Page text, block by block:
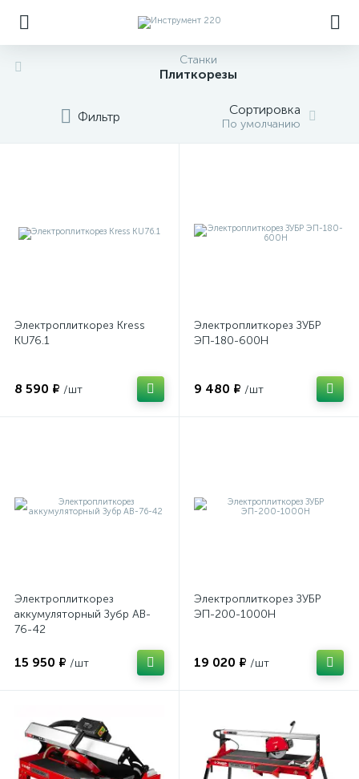
Станки
Плиткорезы
Фильтр Сортировка
По умолчанию
Электроплиткорез Kress
KU76.1
8 590 ₽ /шт
Электроплиткорез ЗУБР
ЭП-180-600Н
9 480 ₽ /шт
Электроплиткорез
аккумуляторный Зубр AB-
76-42
15 950 ₽ /шт
Электроплиткорез ЗУБР
ЭП-200-1000Н
19 020 ₽ /шт